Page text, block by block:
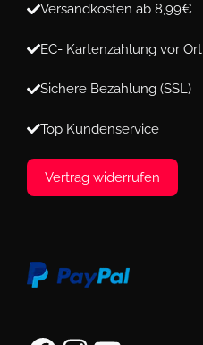
Versandkosten ab 8,99€
EC- Kartenzahlung vor Ort
Sichere Bezahlung (SSL)
Top Kundenservice
Vertrag widerrufen